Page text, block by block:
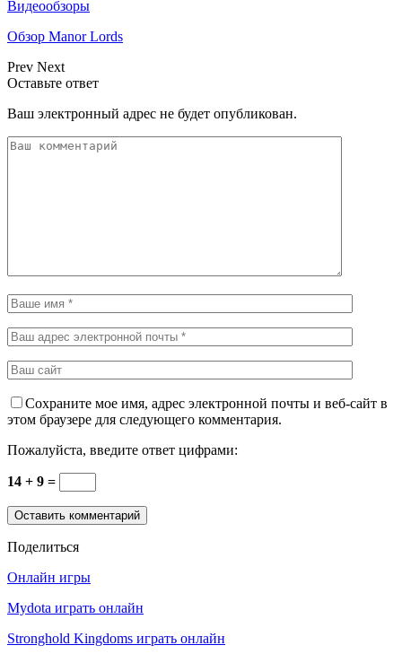
Видеообзоры
Обзор Manor Lords
Prev Next
Оставьте ответ
Ваш электронный адрес не будет опубликован.
Сохраните мое имя, адрес электронной почты и веб-сайт в
этом браузере для следующего комментария.
Пожалуйста, введите ответ цифрами:
14 + 9 =
Поделиться
Онлайн игры
Mydota играть онлайн
Stronghold Kingdoms играть онлайн